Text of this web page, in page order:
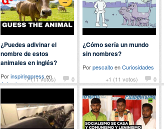
-7 (11 votos)
0
¿Puedes adivinar el
nombre de estos
animales en inglés?
Porinspiringpress en
Animales
+1 (11 votos) 0
¿Cómo sería un mundo
sin nombres?
PorpescaitoenCuriosidades